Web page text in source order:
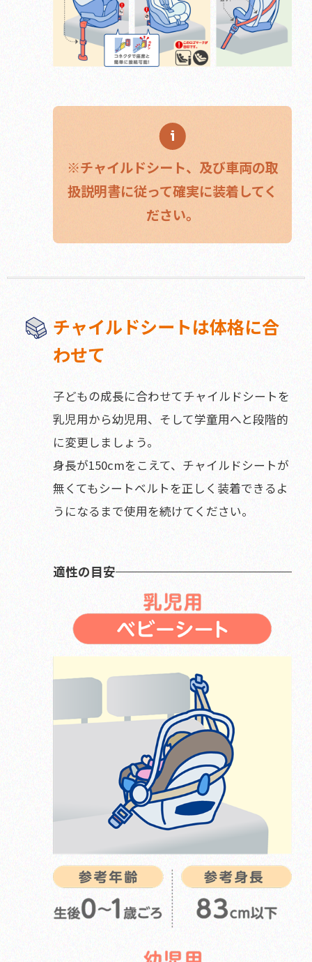
※チャイルドシート、及び⾞両の取
扱説明書に従って確実に装着してく
ださい。
チャイルドシートは体格に合
わせて
子どもの成長に合わせてチャイルドシートを
乳児用から幼児用、そして学童用へと段階的
に変更しましょう。
身長が150cmをこえて、チャイルドシートが
無くてもシートベルトを正しく装着できるよ
うになるまで使用を続けてください。
適性の目安